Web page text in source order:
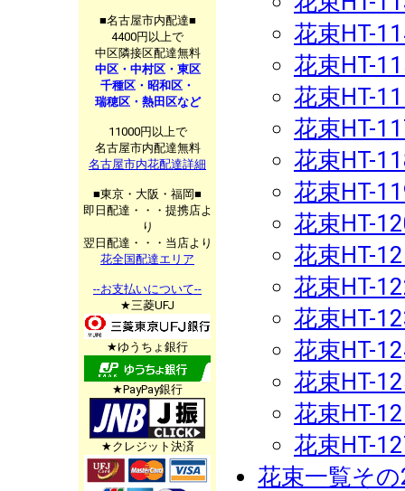
■名古屋市内配達■
4400円以上で
中区隣接区配達無料
中区・中村区・東区
千種区・昭和区・
瑞穂区・熱田区など
11000円以上で
名古屋市内配達無料
名古屋市内花配達詳細
■東京・大阪・福岡■
即日配達・・・提携店よ
り
翌日配達・・・当店より
花全国配達エリア
--お支払いについて--
★三菱UFJ
★ゆうちょ銀行
★PayPay銀行
★クレジット決済
花束HT-
花束HT-
花束HT-
花束HT-
花束HT-
花束HT-
花束HT-
花束HT-
花束HT-
花束HT-
花束HT-
花束HT-
花束HT-
花束HT-
花束一覧そ